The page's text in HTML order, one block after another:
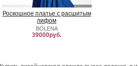
Роскошное платье с расшитым
лифом
BOLENA
39000руб.